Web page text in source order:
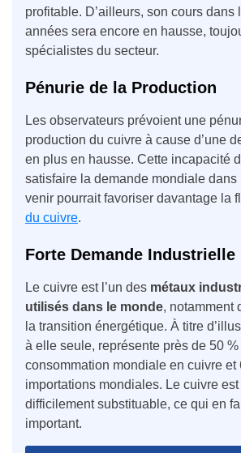
profitable. D’ailleurs, son cours dans
années sera encore en hausse,
spécialistes du secteur.
Pénurie de la Production
Les observateurs prévoient une
production du cuivre à cause d’une
en plus en hausse. Cette incapacité
satisfaire la demande mondiale dans
venir pourrait favoriser davantage la
du cuivre.
Forte Demande Industrielle
Le cuivre est l’un des métaux
utilisés dans le monde, notamment
la transition énergétique. À titre
à elle seule, représente près de 50 %
consommation mondiale en cuivre et
importations mondiales. Le cuivre
difficilement substituable, ce qui en
important.